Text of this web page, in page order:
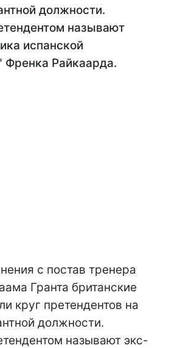
должности.
называют
испанской
Френка Райкаарда.
с постав тренера
Гранта британские
круг претендентов на
должности.
называют экс-